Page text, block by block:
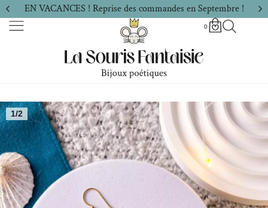
EN VACANCES ! Reprise des commandes en Septembre !
0
1/2